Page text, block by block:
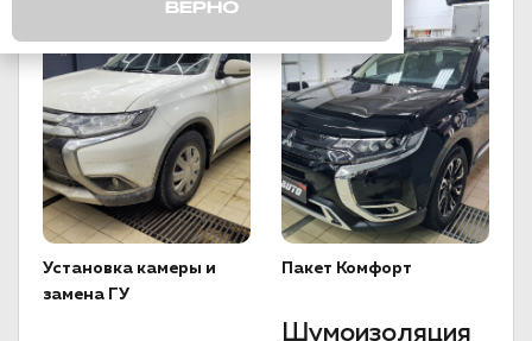
Установка камеры и
замена ГУ
Пакет Комфорт
Шумоизоляция
ВЕРНО